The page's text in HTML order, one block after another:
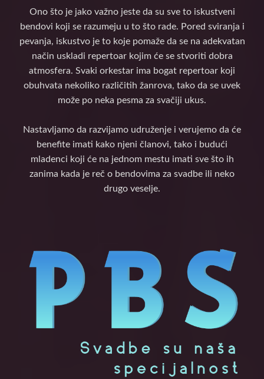
Ono što je jako važno jeste da su sve to iskustveni
bendovi koji se razumeju u to što rade. Pored sviranja i
pevanja, iskustvo je to koje pomaže da se na adekvatan
način uskladi repertoar kojim će se stvoriti dobra
atmosfera. Svaki orkestar ima bogat repertoar koji
obuhvata nekoliko različitih žanrova, tako da se uvek
može po neka pesma za svačiji ukus.
Nastavljamo da razvijamo udruženje i verujemo da će
benefite imati kako njeni članovi, tako i budući
mladenci koji će na jednom mestu imati sve što ih
zanima kada je reč o bendovima za svadbe ili neko
drugo veselje.